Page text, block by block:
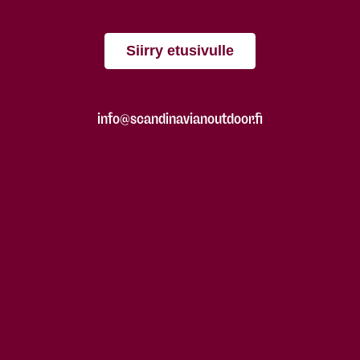
Siirry etusivulle
info@scandinavianoutdoor.fi